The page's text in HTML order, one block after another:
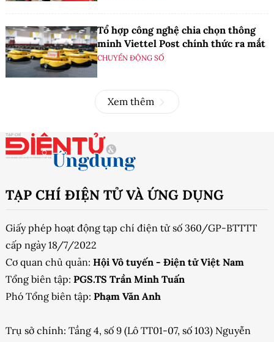
Tổ hợp công nghệ chia chọn thông
minh Viettel Post chính thức ra mắt
CHUYỂN ĐỘNG SỐ
Xem thêm
TẠP CHÍ ĐIỆN TỬ VÀ ỨNG DỤNG
Giấy phép hoạt động tạp chí điện tử số 360/GP-BTTTT
cấp ngày 18/7/2022
Cơ quan chủ quản: Hội Vô tuyến - Điện tử Việt Nam
Tổng biên tập: PGS.TS Trần Minh Tuấn
Phó Tổng biên tập: Phạm Văn Anh
Trụ sở chính: Tầng 4, số 9 (Lô TT01-07, số 103) Nguyễn